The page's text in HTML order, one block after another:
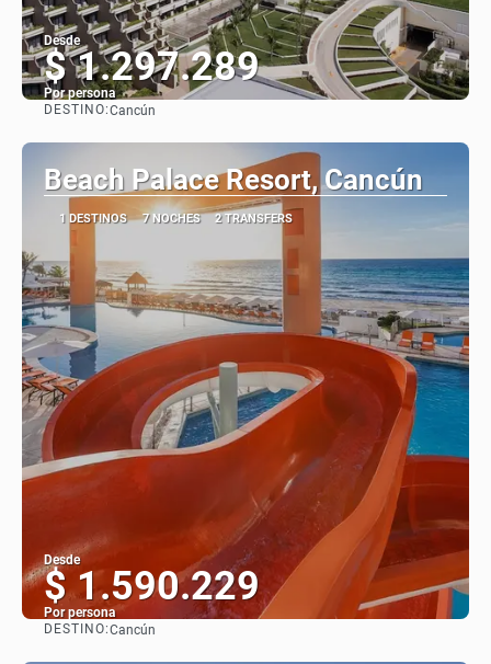
Desde
$ 1.297.289
Por persona
DESTINO:Cancún
Beach Palace Resort, Cancún
1 DESTINOS 7 NOCHES 2 TRANSFERS
Desde
$ 1.590.229
Por persona
DESTINO:Cancún